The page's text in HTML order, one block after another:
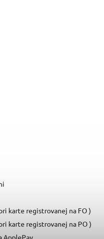
karte registrovanej na FO )
karte registrovanej na PO )
ApplePay